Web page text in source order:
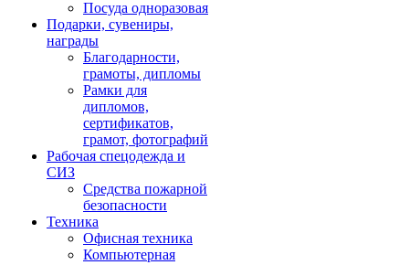
Посуда одноразовая
Подарки, сувениры,
награды
Благодарности,
грамоты, дипломы
Рамки для
дипломов,
сертификатов,
грамот, фотографий
Рабочая спецодежда и
СИЗ
Средства пожарной
безопасности
Техника
Офисная техника
Компьютерная